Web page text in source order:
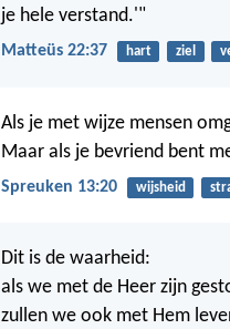
je hele verstand.'"
Matteüs 22:37 hart ziel
Als je met wijze mensen
Maar als je bevriend bent
Spreuken 13:20 wijsheid
Dit is de waarheid:
als we met de Heer zijn
zullen we ook met Hem